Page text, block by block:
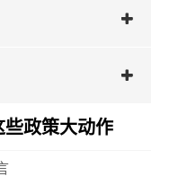
政策大动作